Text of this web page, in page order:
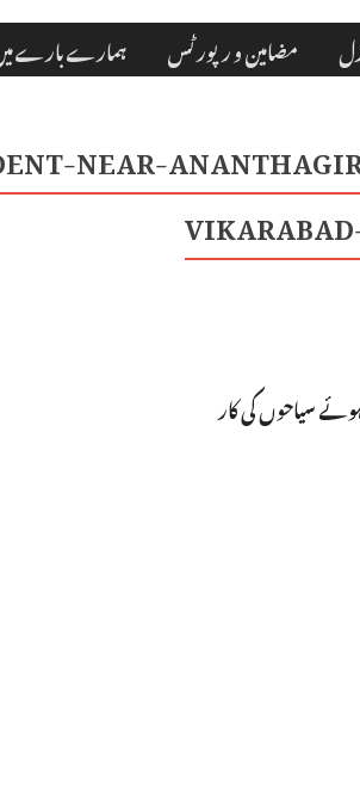
مضامین و رپورٹس ہمارے بارے
NEAR-
سیاحوں کی کار